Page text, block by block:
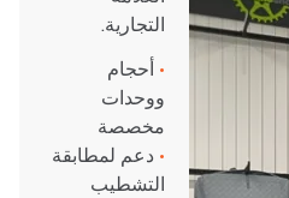
التجارية.
• أحجام
ووحدات
مخصصة
• دعم لمطابقة
التشطيب